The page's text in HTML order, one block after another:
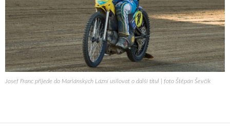
Josef Franc přijede do Mariánských Lázní usilovat o další titul | foto Štěpán Ševčík